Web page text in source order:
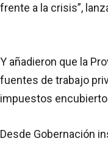
frente a la crisis”,
Y añadieron que la
fuentes de trabajo
impuestos
Desde Gobernación